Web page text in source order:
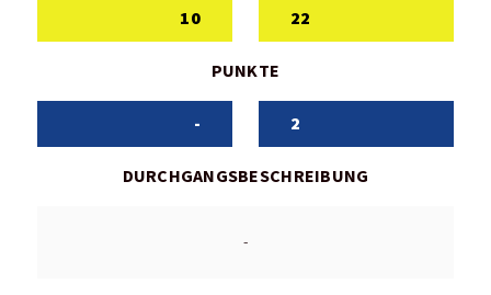
10 22
PUNKTE
- 2
DURCHGANGSBESCHREIBUNG
-